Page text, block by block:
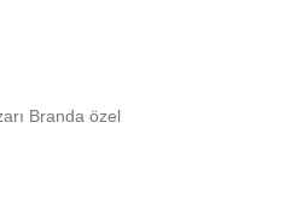
Branda özel